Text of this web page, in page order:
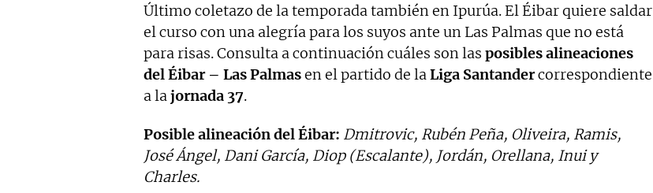
Último coletazo de la temporada también en Ipurúa. El Éibar quiere saldar
el curso con una alegría para los suyos ante un Las Palmas que no está
para risas. Consulta a continuación cuáles son las posibles alineaciones
del Éibar – Las Palmasen el partido de laLiga Santandercorrespondiente
a lajornada 37.
Posible alineación del Éibar: Dmitrovic, Rubén Peña, Oliveira, Ramis,
José Ángel, Dani García, Diop (Escalante), Jordán, Orellana, Inui y
Charles.